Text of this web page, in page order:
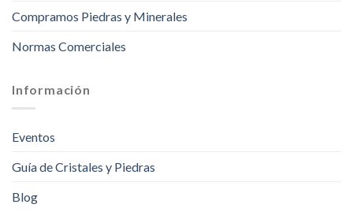
Compramos Piedras y Minerales
Normas Comerciales
Información
Eventos
Guía de Cristales y Piedras
Blog